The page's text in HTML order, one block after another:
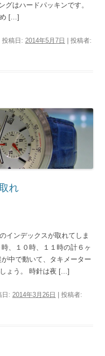
はハードパッキンです。
め […]
| 投稿日: 2014年5月7日
投稿者:
れ
インデックスが取れてしま
、１０時、１１時の計６ヶ
中で動いて、タキメーター
ょう。 時針は夜 […]
日: 2014年3月26日 | 投稿者: